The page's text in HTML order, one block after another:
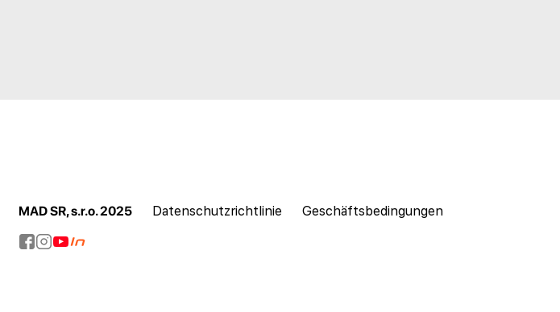
MAD SR, s.r.o. 2025 Datenschutzrichtlinie Geschäftsbedingungen